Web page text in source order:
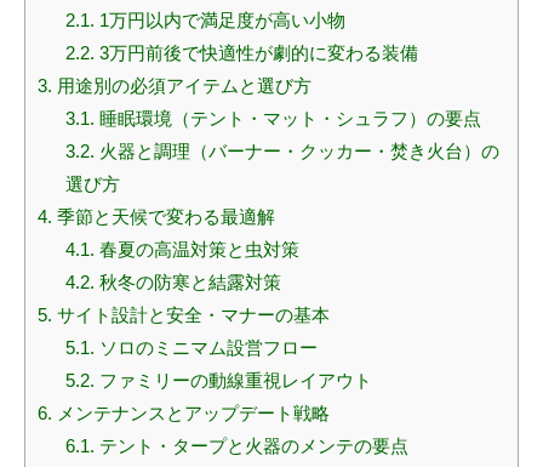
2.1. 1万円以内で満足度が高い小物
2.2. 3万円前後で快適性が劇的に変わる装備
3. 用途別の必須アイテムと選び方
3.1. 睡眠環境（テント・マット・シュラフ）の要点
3.2. 火器と調理（バーナー・クッカー・焚き火台）の
選び方
4. 季節と天候で変わる最適解
4.1. 春夏の高温対策と虫対策
4.2. 秋冬の防寒と結露対策
5. サイト設計と安全・マナーの基本
5.1. ソロのミニマム設営フロー
5.2. ファミリーの動線重視レイアウト
6. メンテナンスとアップデート戦略
6.1. テント・タープと火器のメンテの要点